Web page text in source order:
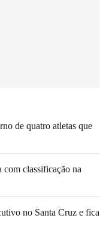
de quatro atletas que
classificação na
no Santa Cruz e fica